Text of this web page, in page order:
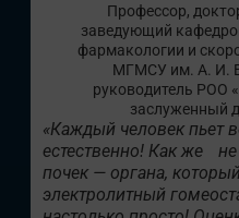
Профессор,
заведующий
фармакологии и
МГМСУ им. А. И.
руководитель РОО
заслуженный
«Каждый человек пьет
естественно! Как же
почек — органа,
электролитный